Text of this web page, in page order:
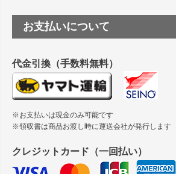
つや消し半透明ラベルのロールタイプ
縦420mm×横650mmの包装紙に適した
お支払いについて
代金引換（手数料無料）
※お支払いは現金のみ可能です
※領収書は商品お渡し時に運送会社が発行します
クレジットカード（一回払い）